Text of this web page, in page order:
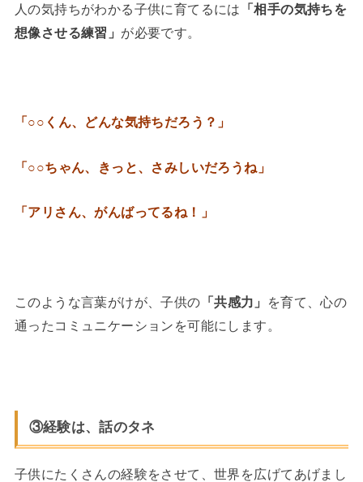
人の気持ちがわかる子供に育てるには
「相手の気持ちを
想像させる練習」 が必要です。
「○○くん、どんな気持ちだろう？」
「○○ちゃん、きっと、さみしいだろうね」
「アリさん、がんばってるね！」
このような言葉がけが、子供の 「共感力」
を育て、心の
通ったコミュニケーションを可能にします。
③経験は、話のタネ
子供にたくさんの経験をさせて、世界を広げてあげまし